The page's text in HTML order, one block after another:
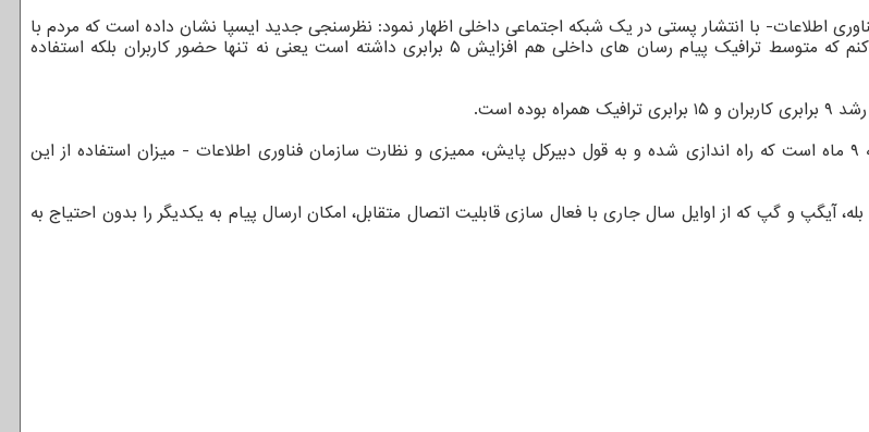
اطلاعات- با انتشار پستی در یک شبکه اجتماعی داخلی اظهار نمود: نظرسنجی جدید ایسپا نشان داده است که مردم با
اعتماد به توان داخلی، نیاز خویش را در زمینه پیام رسانی مرتفع کرده اند؛ اضافه کنم که متوسط ترافیک پیام رسان های داخلی هم افزایش ۵ برابری داشته است یعنی نه تنها حضور کاربران بلکه استفاده
است.
گفتنی است قابلیت اینترکانکشن (اتصال متقابل پیام رسان های داخلی) نزدیک به ۹ ماه است که راه اندازی شده و به قول دبیرکل پایش، ممیزی و نظارت سازمان فناوری اطلاعات - میزان استفاده از این
آیگپ و گپ که از اوایل سال جاری با فعال سازی قابلیت اتصال متقابل، امکان ارسال پیام به یکدیگر را بدون احتیاج به